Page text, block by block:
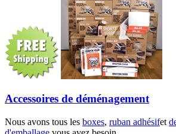
Accessoires de déménagement
Nous avons tous les boxes, ruban adhésifet